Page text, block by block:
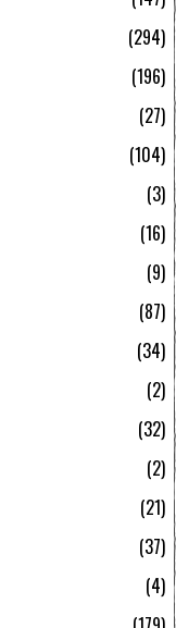
294
196
27
104
3
16
9
87
34
2
32
2
21
37
4